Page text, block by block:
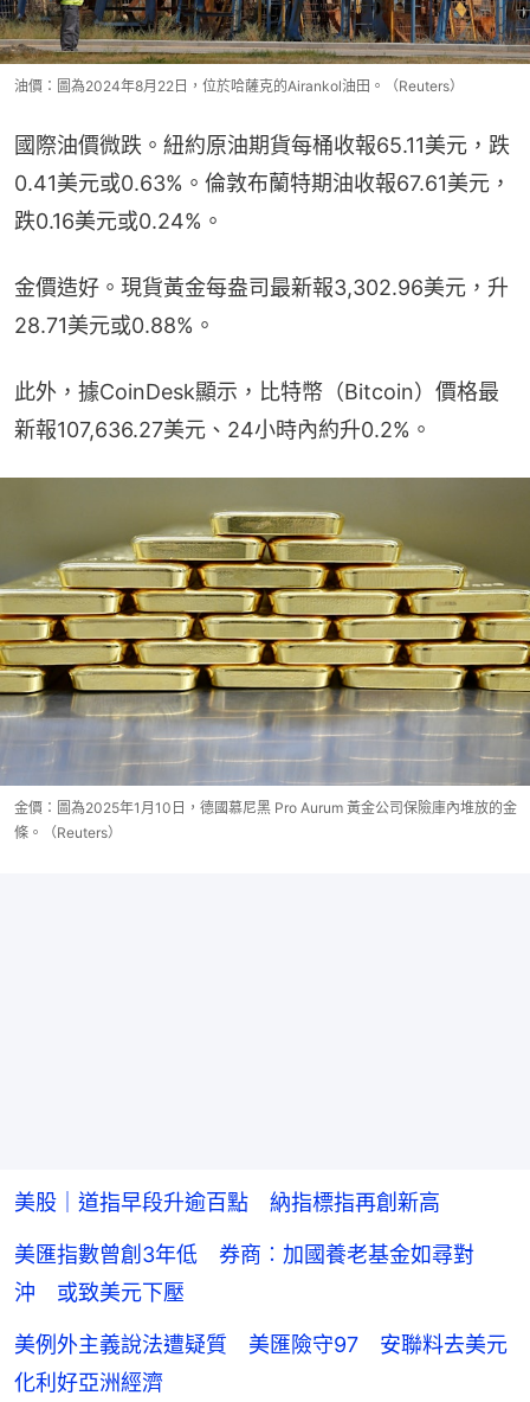
油價：圖為2024年8月22日，位於哈薩克的Airankol油田。（Reuters）
國際油價微跌。紐約原油期貨每桶收報65.11美元，跌
0.41美元或0.63%。倫敦布蘭特期油收報67.61美元，
跌0.16美元或0.24%。
金價造好。現貨黃金每盎司最新報3,302.96美元，升
28.71美元或0.88%。
此外，據CoinDesk顯示，比特幣（Bitcoin）價格最
新報107,636.27美元、24小時內約升0.2%。
金價：圖為2025年1月10日，德國慕尼黑 Pro Aurum 黃金公司保險庫內堆放的金
條。（Reuters）
美股｜道指早段升逾百點 納指標指再創新高
美匯指數曾創3年低 券商︰加國養老基金如尋對
沖 或致美元下壓
美例外主義說法遭疑質 美匯險守97 安聯料去美元
化利好亞洲經濟